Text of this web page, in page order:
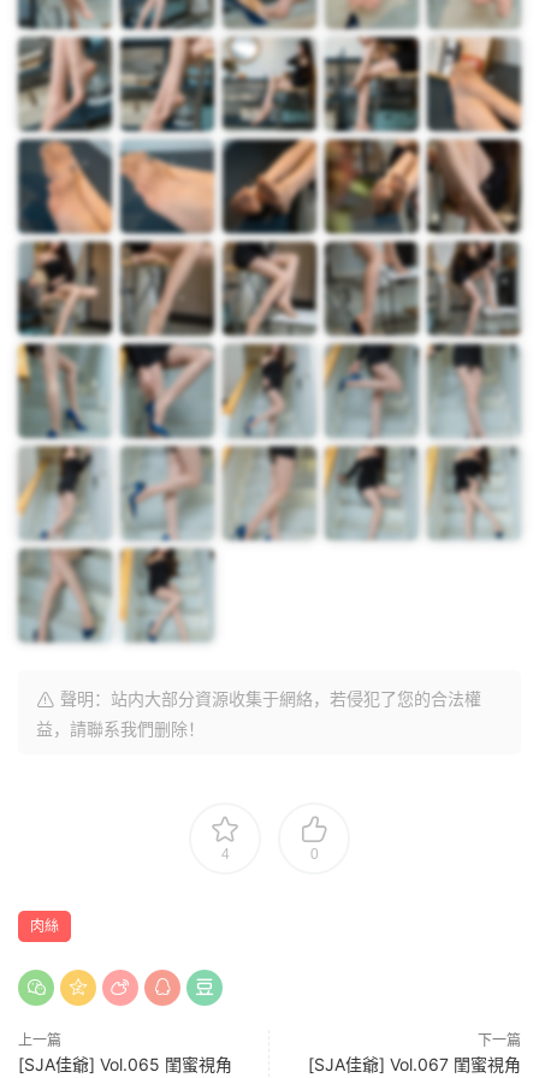
聲明：站内大部分資源收集于網絡，若侵犯了您的合法權
益，請聯系我們删除！
4 0
肉絲
上一篇
[SJA佳爺] Vol.065 閨蜜視角
下一篇
[SJA佳爺] Vol.067 閨蜜視角